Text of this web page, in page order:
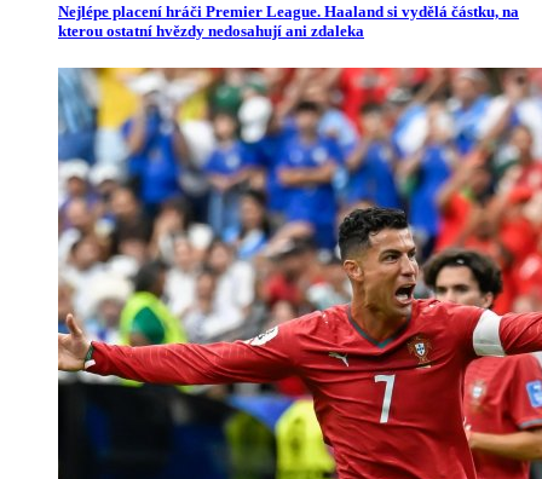
Nejlépe placení hráči Premier League. Haaland si vydělá částku, na
kterou ostatní hvězdy nedosahují ani zdaleka